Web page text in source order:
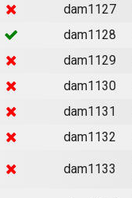
dam1127
dam1128
dam1129
dam1130
dam1131
dam1132
dam1133